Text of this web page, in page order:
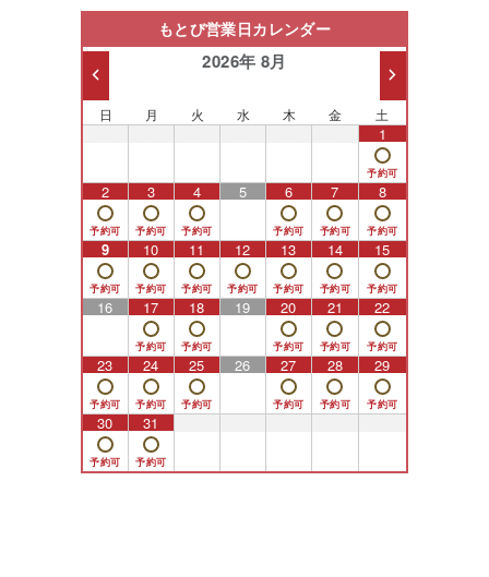
もとび営業日カレンダー
2026年 8月
日 月 火 水 木 金 土
1
2 3 4 5 6 7 8
9 10 11 12 13 14 15
16 17 18 19 20 21 22
23 24 25 26 27 28 29
30 31